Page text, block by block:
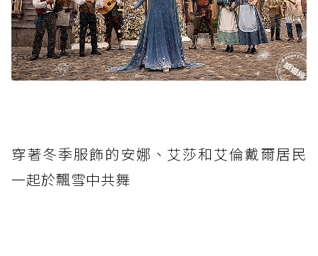
穿著冬季服飾的安娜、艾莎和艾倫戴爾居民
一起於飄雪中共舞